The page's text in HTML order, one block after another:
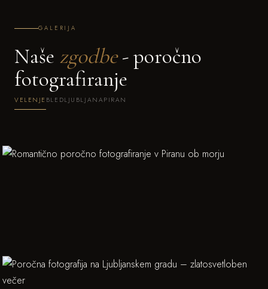
GALERIJA
Naše zgodbe- poročno
fotografiranje
VELENJE BLEDLJUBLJANAPIRAN